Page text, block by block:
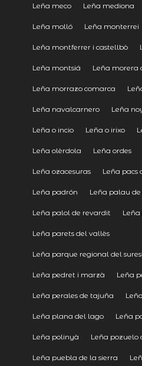
Leña meco Leña mediona
Leña molló Leña monterrei
Leña montferrer i castellbò
Leña montsiá Leña morera
Leña morrazo comarca
Leña navalcarnero Leña
Leña o incio Leña o irixo
Leña olèrdola Leña ordes
Leña ozacesuras Leña pacs
Leña padrón Leña palau
Leña palol de revardit
Leña parets del vallès
Leña parque regional del
Leña pedret i marzà Leña
Leña perales de tajuña
Leña plana del lago Leña
Leña polinyà Leña pozuelo
Leña puebla de la sierra